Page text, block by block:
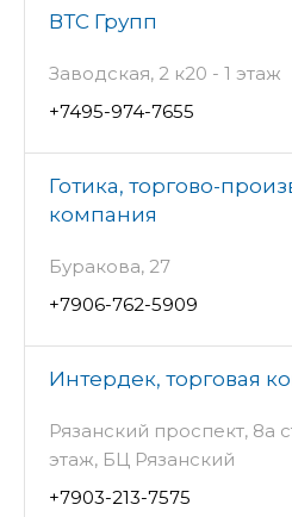
ВТС Групп
Заводская, 2 к20 - 1 этаж
+7495-974-7655
Готика, торгово-
компания
Буракова, 27
+7906-762-5909
Интердек, торговая
Рязанский проспект, 8а
этаж, БЦ Рязанский
+7903-213-7575